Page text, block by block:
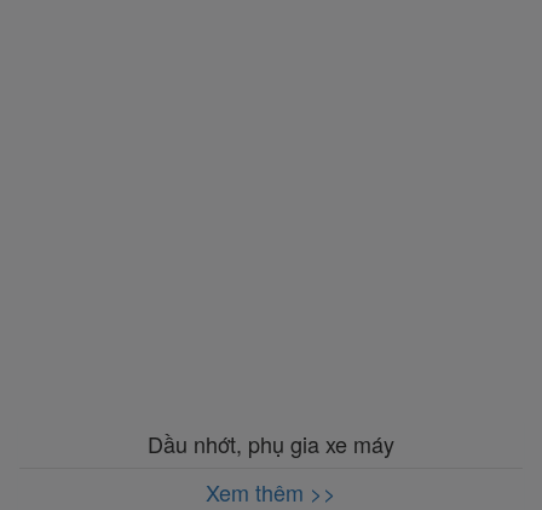
Dầu nhớt, phụ gia xe máy
Xem thêm >>